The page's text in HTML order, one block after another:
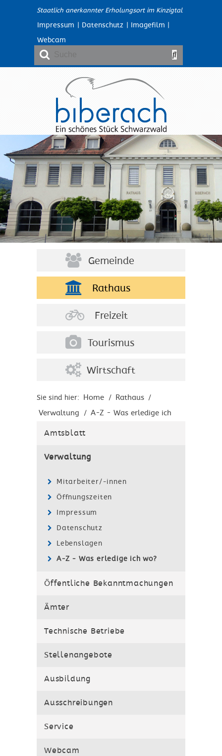
Staatlich anerkannter Erholungsort im Kinzigtal
Impressum | Datenschutz | Imagefilm |
Webcam
Gemeinde
Rathaus
Freizeit
Tourismus
Wirtschaft
Sie sind hier: Home / Rathaus /
Verwaltung / A-Z - Was erledige ich
Amtsblatt
Verwaltung
Mitarbeiter/-innen
Öffnungszeiten
Impressum
Datenschutz
Lebenslagen
A-Z - Was erledige ich wo?
Öffentliche Bekanntmachungen
Ämter
Technische Betriebe
Stellenangebote
Ausbildung
Ausschreibungen
Service
Webcam